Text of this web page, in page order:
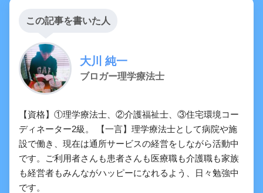
18 脊髄小脳変性症
（多系統萎縮症を除く。）
この記事を書いた人
大川 純一
ブロガー理学療法士
【資格】①理学療法士、②介護福祉士、③住宅環境コー
ディネーター2級。 【一言】理学療法士として病院や施
設で働き、現在は通所サービスの経営をしながら活動中
です。ご利用者さんも患者さんも医療職も介護職も家族
も経営者もみんながハッピーになれるよう、日々勉強中
です。